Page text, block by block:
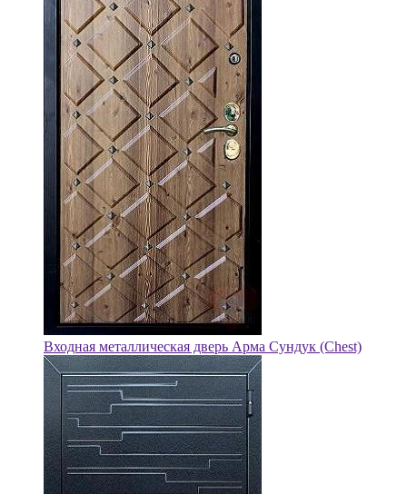
Входная металлическая дверь Арма Сундук (Chest)